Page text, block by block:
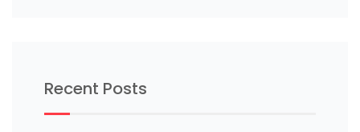
Recent Posts